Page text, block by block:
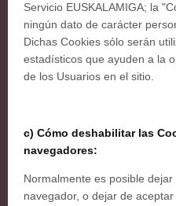
Servicio EUSKALAMIGA; la
ningún dato de carácter
Dichas Cookies sólo serán
estadísticos que ayuden a la
de los Usuarios en el sitio.
c) Cómo deshabilitar las
navegadores:
Normalmente es posible
navegador, o dejar de